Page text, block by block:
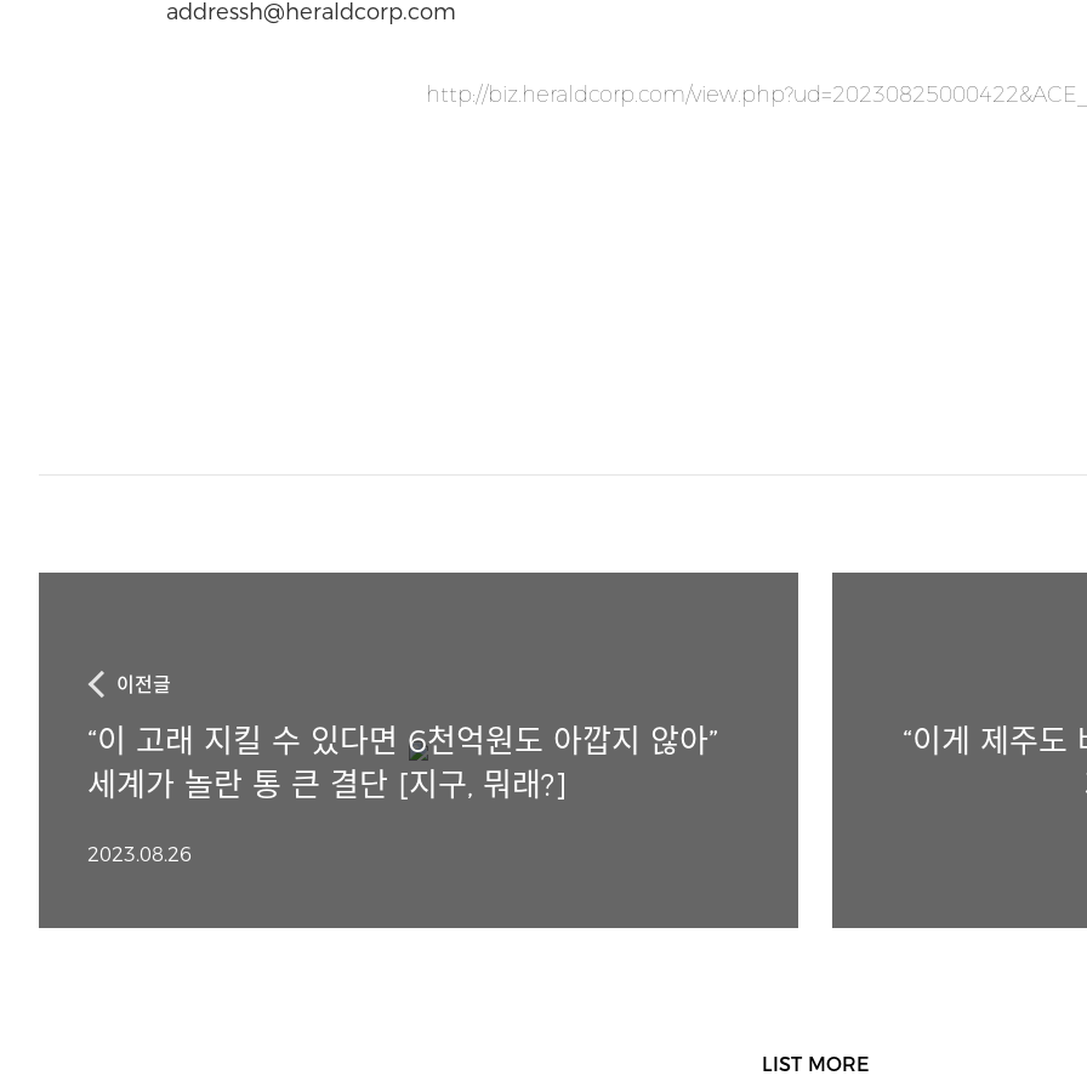
addressh@heraldcorp.com
http://biz.heraldcorp.com/
“이 고래 지킬 수 있다면 6천억원도 아깝지 않아”
세계가 놀란 통 큰 결단 [지구, 뭐래?]
2023.08.26
“이게 제주도
이전글
LIST MORE